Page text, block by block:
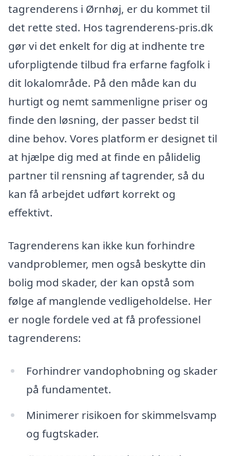
tagrenderens i Ørnhøj, er du kommet til
det rette sted. Hos tagrenderens-pris.dk
gør vi det enkelt for dig at indhente tre
uforpligtende tilbud fra erfarne fagfolk i
dit lokalområde. På den måde kan du
hurtigt og nemt sammenligne priser og
finde den løsning, der passer bedst til
dine behov. Vores platform er designet til
at hjælpe dig med at finde en pålidelig
partner til rensning af tagrender, så du
kan få arbejdet udført korrekt og
effektivt.
Tagrenderens kan ikke kun forhindre
vandproblemer, men også beskytte din
bolig mod skader, der kan opstå som
følge af manglende vedligeholdelse. Her
er nogle fordele ved at få professionel
tagrenderens:
Forhindrer vandophobning og skader
på fundamentet.
Minimerer risikoen for skimmelsvamp
og fugtskader.